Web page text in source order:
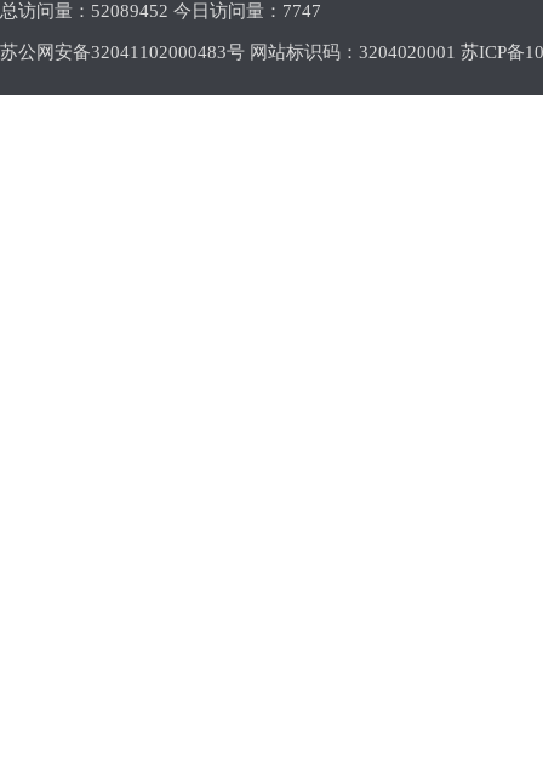
总访问量： 52089452 今日访问量： 7747
苏公网安备32041102000483号 网站标识码：3204020001 苏ICP备